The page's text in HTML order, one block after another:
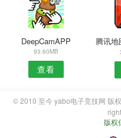
DeepCamAPP
93.60MB
查看
© 2010 至今 yabo电子竞技网 版
版权